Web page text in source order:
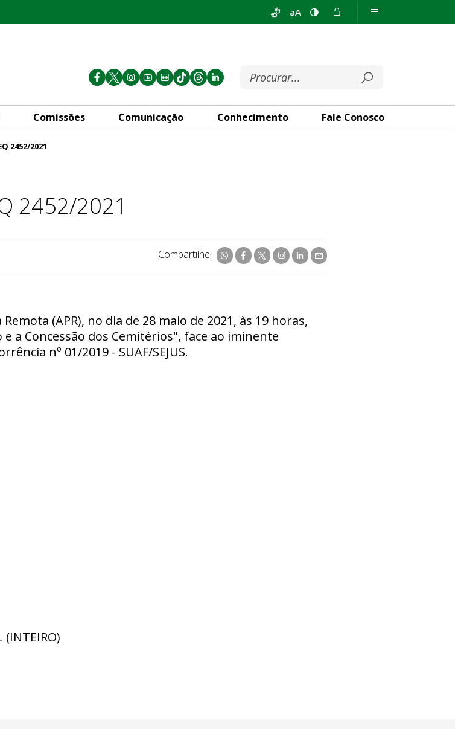
aA
Comissões Comunicação Conhecimento Fale Conosco
2452/2021
2452/2021
Compartilhe:
(APR), no dia de 28 maio de 2021, às 19 horas,
a Concessão dos Cemitérios", face ao iminente
nº 01/2019 - SUAF/SEJUS.
(INTEIRO)